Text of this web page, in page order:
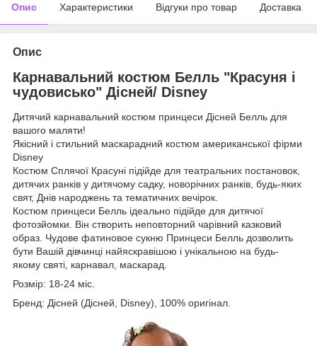
Опис Характеристики Відгуки про товар Доставка
Опис
Карнавальний костюм Белль "Красуня і
чудовисько" Дісней/ Disney
Дитячий карнавальний костюм принцеси Дісней Белль для
вашого маляти!
Якісний і стильний маскарадний костюм американської фірми
Disney
Костюм Сплячої Красуні підійде для театральних постановок,
дитячих ранків у дитячому садку, новорічних ранків, будь-яких
свят, Днів народжень та тематичних вечірок.
Костюм принцеси Белль ідеально підійде для дитячої
фотозйомки. Він створить неповторний чарівний казковий
образ. Чудове фатиновое сукню Принцеси Белль дозволить
бути Вашій дівчинці найяскравішою і унікальною на будь-
якому святі, карнавал, маскарад.
Розмір: 18-24 міс.
Бренд: Дісней (Дісней, Disney), 100% оригінал.